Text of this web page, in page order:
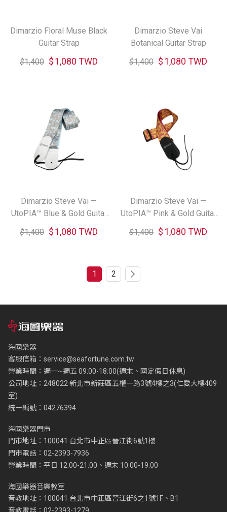
Dimarzio Floral Muse Black
Guitar Strap
$1,400 $1,080 TWD
Dimarzio Steve Vai
Botanical Guitar Strap
$1,400 $1,080 TWD
Dimarzio Steve Vai —
UtoPIA™ Blue & Gold Guitar
Strap
$1,400 $1,080 TWD
Dimarzio Steve Vai —
UtoPIA™ Pink & Gold Guitar
Strap
$1,400 $1,080 TWD
1 2
海國樂器
客服信箱： service@seafortune.com.tw
營業時間：週一~週五 09:00-18:00(週末、國定假日休息)
公司地址：248022 新北市新莊區五權一路3號4樓之3(仁愛大樓409
室)
統一編號：04276394
海國樂器門市
門市地址：100041 台北市中正區晉江街6號1樓
門市電話：02-2393-7936
營業時間：平日 12:00-21:00、週末 10:00-19:00
海國樂器音樂教室
音教地址：100041 台北市中正區晉江街6之1號1F、B1